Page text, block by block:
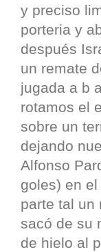
y preciso
porteria y
después
un remate
jugada a b
rotamos el
sobre un
dejando
Alfonso
goles) en
parte tal un
sacó de su
de hielo al